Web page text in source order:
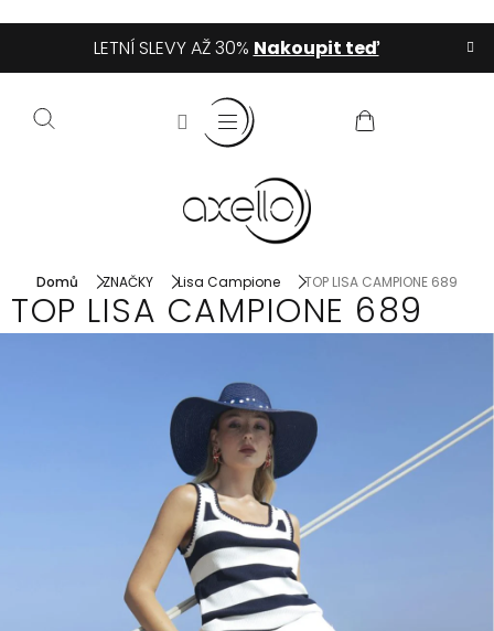
obsah
LETNÍ SLEVY AŽ 30% Nakoupit teď
Domů ZNAČKY Lisa Campione TOP LISA CAMPIONE 689
TOP LISA CAMPIONE 689